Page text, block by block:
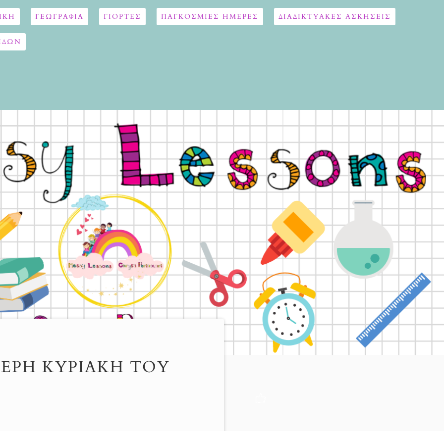
ΓΕΩΓΡΑΦΊΑ ΓΙΟΡΤΈΣ ΠΑΓΚΟΣΜΙΕΣ ΗΜΕΡΕΣ ΔΙΑΔΙΚΤΥΑΚΈΣ ΑΣΚΉΣΕΙΣ
ΚΥΡΙΑΚΉ ΤΟΥ